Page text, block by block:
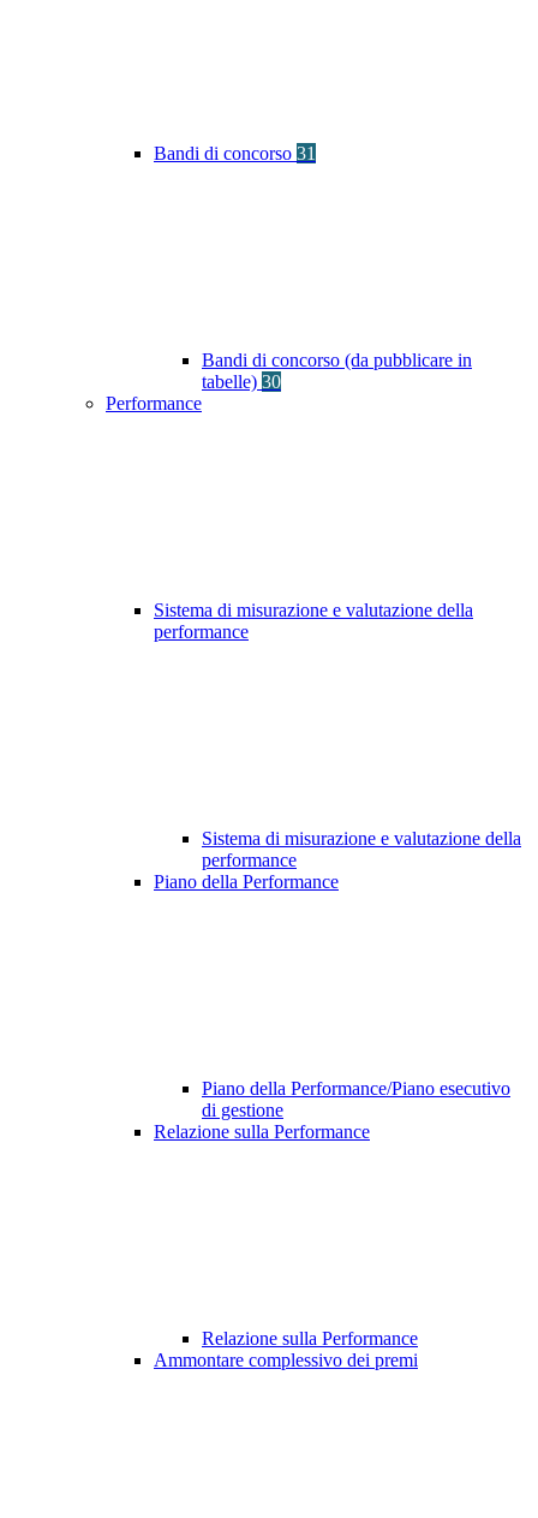
Bandi di concorso 31
Bandi di concorso (da pubblicare in
tabelle) 30
Performance
Sistema di misurazione e valutazione della
performance
Sistema di misurazione e valutazione della
performance
Piano della Performance
Piano della Performance/Piano esecutivo
di gestione
Relazione sulla Performance
Relazione sulla Performance
Ammontare complessivo dei premi